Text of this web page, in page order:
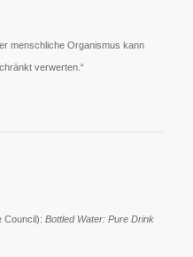
menschliche Organismus kann
verwerten.“
Council): Bottled Water: Pure Drink